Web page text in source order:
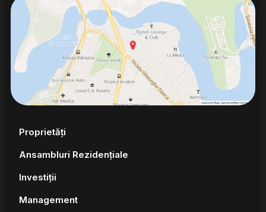
Proprietăți
Ansambluri Rezidențiale
Investiții
Management